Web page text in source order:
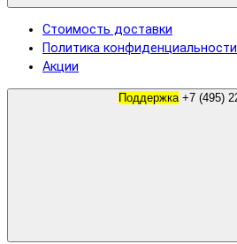
Стоимость доставки
Политика конфиденциальности
Акции
Поддержка